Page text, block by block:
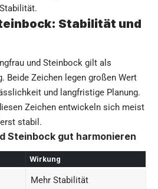
Stabilität und
und Steinbock gilt als
Beide Zeichen legen großen Wert
und langfristige Planung.
Zeichen entwickeln sich meist
stabil.
Steinbock gut harmonieren
Wirkung
Mehr Stabilität